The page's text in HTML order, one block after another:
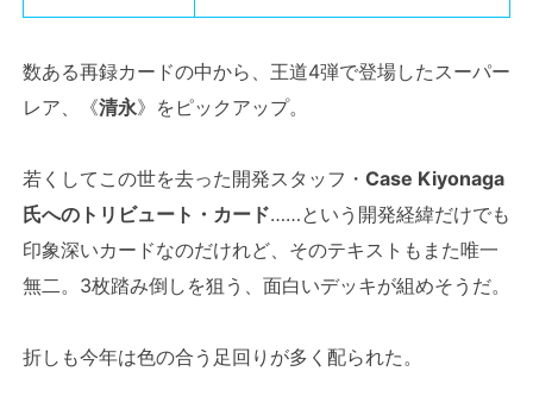
数ある再録カードの中から、王道4弾で登場したスーパー
レア、《清永》をピックアップ。
若くしてこの世を去った開発スタッフ・ Case Kiyonaga
氏へのトリビュート・カード……という開発経緯だけでも
印象深いカードなのだけれど、そのテキストもまた唯一
無二。3枚踏み倒しを狙う、面白いデッキが組めそうだ。
折しも今年は色の合う足回りが多く配られた。